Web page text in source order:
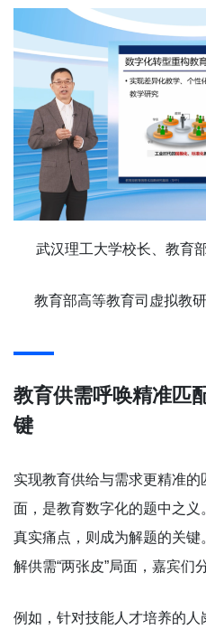
武汉理工大学校长、教育
教育部高等教育司虚拟教
教育供需呼唤精准匹
键
实现教育供给与需求更精准的
面，是教育数字化的题中之
真实痛点，则成为解题的关
解供需“两张皮”局面，嘉宾们
例如，针对技能人才培养的